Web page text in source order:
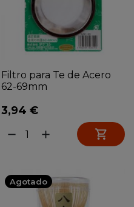
Filtro para Te de Acero
62-69mm
3,94 €
remove add 
Agotado